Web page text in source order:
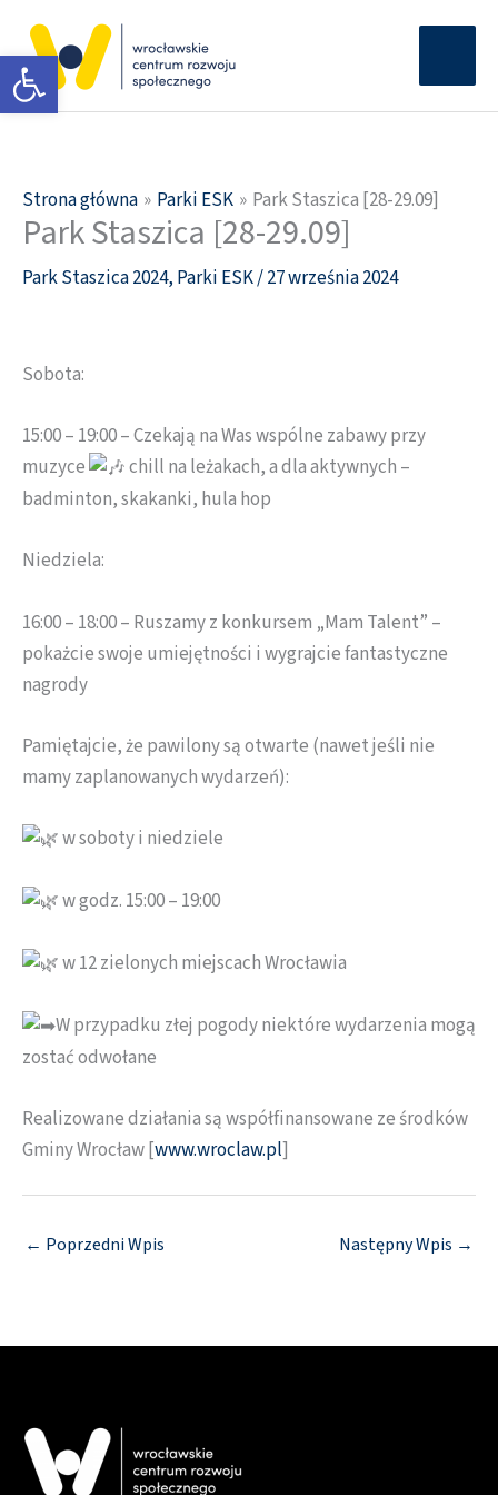
Otwórz pasek narzędzi
treści
Strona główna Parki ESK Park Staszica [28-29.09]
Park Staszica [28-29.09]
Park Staszica 2024, Parki ESK/27 września 2024
Sobota:
15:00 – 19:00 – Czekają na Was wspólne zabawy przy
muzyce
chill na leżakach, a dla aktywnych –
badminton, skakanki, hula hop
Niedziela:
16:00 – 18:00 – Ruszamy z konkursem „Mam Talent” –
pokażcie swoje umiejętności i wygrajcie fantastyczne
nagrody
Pamiętajcie, że pawilony są otwarte (nawet jeśli nie
mamy zaplanowanych wydarzeń):
w soboty i niedziele
w godz. 15:00 – 19:00
w 12 zielonych miejscach Wrocławia
W przypadku złej pogody niektóre wydarzenia mogą
zostać odwołane
Realizowane działania są współfinansowane ze środków
Gminy Wrocław [www.wroclaw.pl]
← Poprzedni Wpis Następny Wpis →